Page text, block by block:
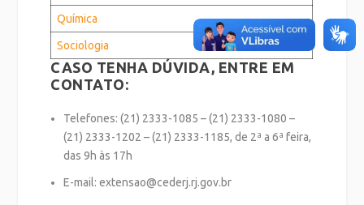
Química
Sociologia
CASO TENHA DÚVIDA, ENTRE EM
CONTATO:
Telefones: (21) 2333-1085 – (21) 2333-1080 –
(21) 2333-1202 – (21) 2333-1185, de 2ª a 6ª feira,
das 9h às 17h
E-mail: extensao@cederj.rj.gov.br